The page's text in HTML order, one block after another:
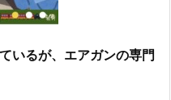
いるが、エアガンの専門